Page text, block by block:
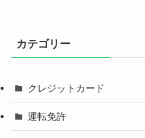
カテゴリー
クレジットカード
運転免許